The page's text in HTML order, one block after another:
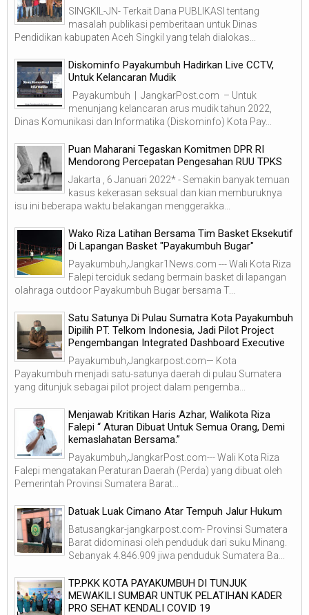
SINGKIL-JN- Terkait Dana PUBLIKASI tentang
masalah publikasi pemberitaan untuk Dinas
Pendidikan kabupaten Aceh Singkil yang telah dialokas...
Diskominfo Payakumbuh Hadirkan Live CCTV,
Untuk Kelancaran Mudik
Payakumbuh | JangkarPost.com – Untuk
menunjang kelancaran arus mudik tahun 2022,
Dinas Komunikasi dan Informatika (Diskominfo) Kota Pay...
Puan Maharani Tegaskan Komitmen DPR RI
Mendorong Percepatan Pengesahan RUU TPKS
Jakarta , 6 Januari 2022* - Semakin banyak temuan
kasus kekerasan seksual dan kian memburuknya
isu ini beberapa waktu belakangan menggerakka...
Wako Riza Latihan Bersama Tim Basket Eksekutif
Di Lapangan Basket "Payakumbuh Bugar"
Payakumbuh,Jangkar1News.com --- Wali Kota Riza
Falepi terciduk sedang bermain basket di lapangan
olahraga outdoor Payakumbuh Bugar bersama T...
Satu Satunya Di Pulau Sumatra Kota Payakumbuh
Dipilih PT. Telkom Indonesia, Jadi Pilot Project
Pengembangan Integrated Dashboard Executive
Payakumbuh,Jangkarpost.com— Kota
Payakumbuh menjadi satu-satunya daerah di pulau Sumatera
yang ditunjuk sebagai pilot project dalam pengemba...
Menjawab Kritikan Haris Azhar, Walikota Riza
Falepi “ Aturan Dibuat Untuk Semua Orang, Demi
kemaslahatan Bersama.”
Payakumbuh,JangkarPost.com--- Wali Kota Riza
Falepi mengatakan Peraturan Daerah (Perda) yang dibuat oleh
Pemerintah Provinsi Sumatera Barat...
Datuak Luak Cimano Atar Tempuh Jalur Hukum
Batusangkar-jangkarpost.com- Provinsi Sumatera
Barat didominasi oleh penduduk dari suku Minang.
Sebanyak 4.846.909 jiwa penduduk Sumatera Ba...
TP.PKK KOTA PAYAKUMBUH DI TUNJUK
MEWAKILI SUMBAR UNTUK PELATIHAN KADER
PRO SEHAT KENDALI COVID 19